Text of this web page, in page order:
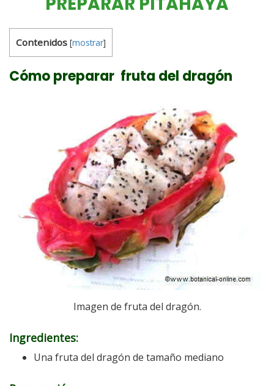
Contenidos [mostrar]
Cómo preparar fruta del dragón
Imagen de fruta del dragón.
Ingredientes:
Una fruta del dragón de tamaño mediano